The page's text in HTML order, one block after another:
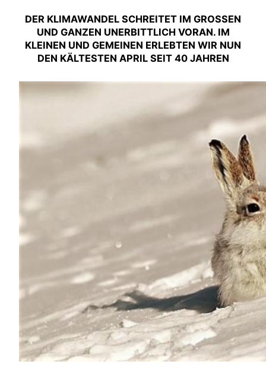
DER KLIMAWANDEL SCHREITET IM GROSSEN U
ND GANZEN UNERBITTLICH VORAN. IM K
LEINEN UND GEMEINEN ERLEBTEN WIR NUN D
EN KÄLTESTEN APRIL SEIT 40 JAHREN